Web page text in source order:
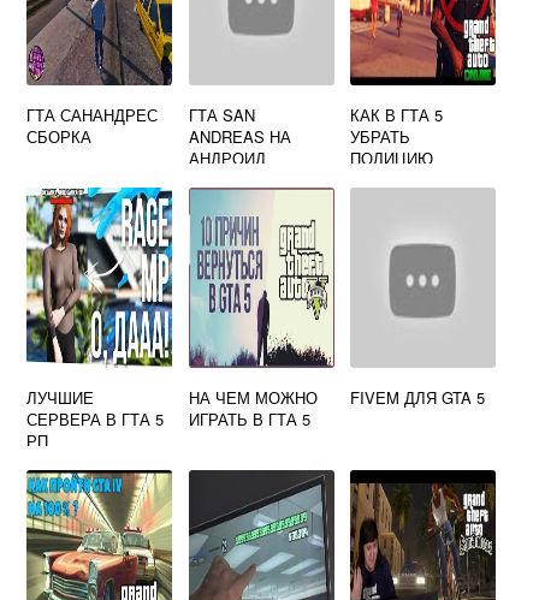
ГТА САНАНДРЕС
СБОРКА
ГТА SAN
ANDREAS НА
АНДРОИД
КАК В ГТА 5
УБРАТЬ
ПОЛИЦИЮ
ЛУЧШИЕ
СЕРВЕРА В ГТА 5
РП
НА ЧЕМ МОЖНО
ИГРАТЬ В ГТА 5
FIVEM ДЛЯ GTA 5